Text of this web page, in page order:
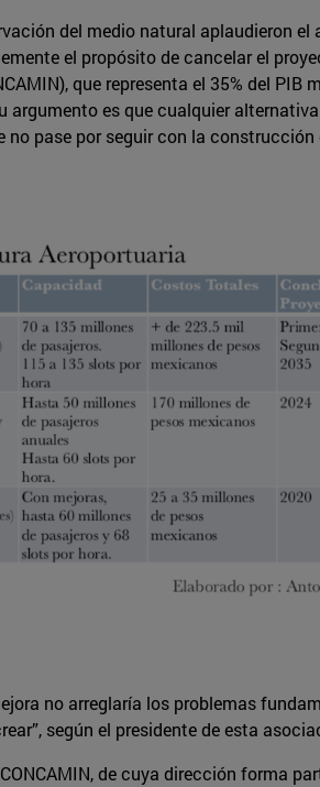
del medio natural aplaudieron
el propósito de cancelar el
que representa el 35% del PIB
argumento es que cualquier
pase por seguir con la
no arreglaría los problemas
según el presidente de esta
de cuya dirección forma